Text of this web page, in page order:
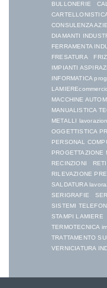
BULLONERIE
CONSULENZA
DIAMANTI
FERRAMENTA
FRESATURA
IMPIANTI
INFORMATICA
MACCHINE
MANUALISTICA
METALLI
OGGETTISTICA
PERSONAL
PROGETTAZIONE
RECINZIONI
RETI
RILEVAZIONE
SALDATURA
SERIGRAFIE
SISTEMI
STAMPI LAMIERE
TERMOTECNICA
TRATTAMENTO
VERNICIATURA